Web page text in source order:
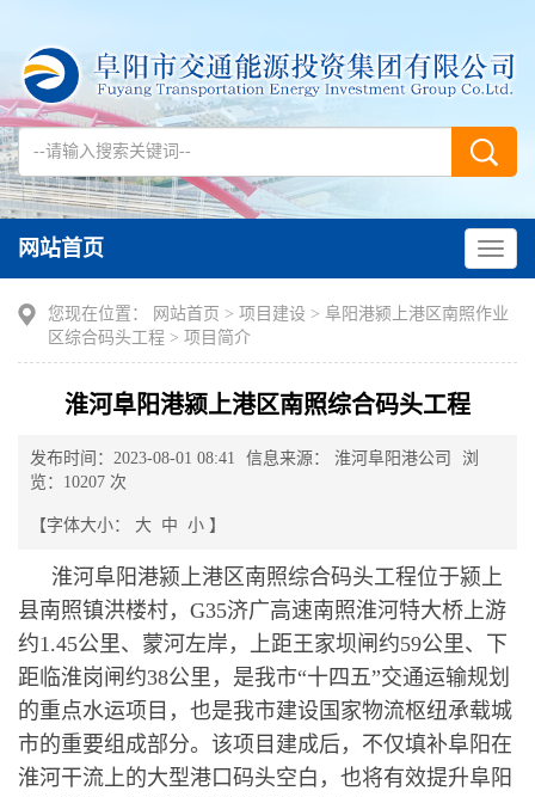
网站首页
您现在位置： 网站首页 > 项目建设 > 阜阳港颍上港区南照作业
区综合码头工程 > 项目简介
​淮河阜阳港颍上港区南照综合码头工程
发布时间：2023-08-01 08:41 信息来源： 淮河阜阳港公司
浏
览：10207 次
【字体大小： 大 中 小 】
淮河阜阳港颍上港区南照综合码头工程位于颍上
县南照镇洪楼村，G35济广高速南照淮河特大桥上游
约1.45公里、蒙河左岸，上距王家坝闸约59公里、下
距临淮岗闸约38公里，是我市“十四五”交通运输规划
的重点水运项目，也是我市建设国家物流枢纽承载城
市的重要组成部分。该项目建成后，不仅填补阜阳在
淮河干流上的大型港口码头空白，也将有效提升阜阳